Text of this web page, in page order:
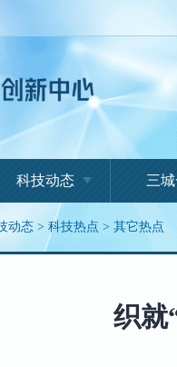
科技动态 三
动态 > 科技热点 > 其它热点
织就